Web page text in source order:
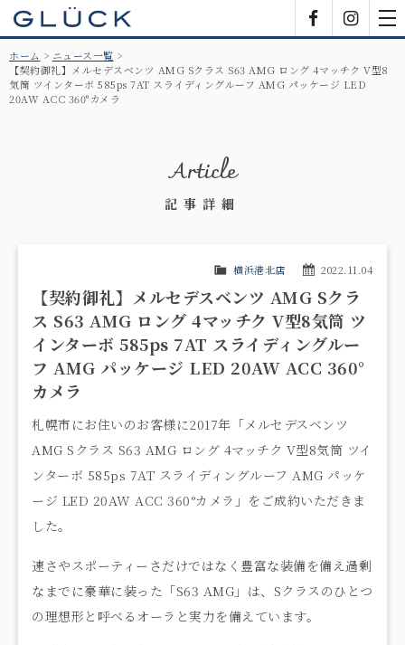
ホーム
ニュース一覧
【契約御礼】メルセデスベンツ AMG Sクラス S63 AMG ロング 4マッチク V型8
気筒 ツインターボ 585ps 7AT スライディングルーフ AMG パッケージ LED
20AW ACC 360°カメラ
Article
記事詳細
2022.11.04
横浜港北店
【契約御礼】メルセデスベンツ AMG Sクラ
ス S63 AMG ロング 4マッチク V型8気筒 ツ
インターボ 585ps 7AT スライディングルー
フ AMG パッケージ LED 20AW ACC 360°
カメラ
札幌市にお住いのお客様に2017年「メルセデスベンツ
AMG Sクラス S63 AMG ロング 4マッチク V型8気筒 ツイ
ンターボ 585ps 7AT スライディングルーフ AMG パッケ
ージ LED 20AW ACC 360°カメラ」をご成約いただきま
した。
速さやスポーティーさだけではなく豊富な装備を備え過剰
なまでに豪華に装った「S63 AMG」は、Sクラスのひとつ
の理想形と呼べるオーラと実力を備えています。